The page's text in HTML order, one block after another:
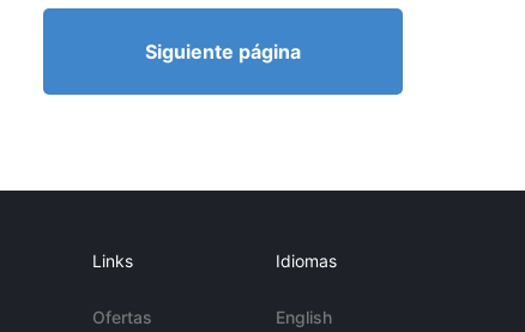
Siguiente página
Links
Ofertas
Idiomas
English